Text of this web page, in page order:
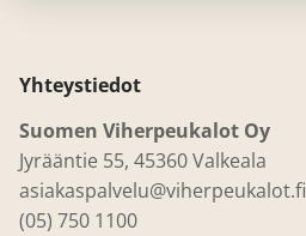
Yhteystiedot
Suomen Viherpeukalot Oy
Jyrääntie 55, 45360 Valkeala
asiakaspalvelu@viherpeukalot.fi
(05) 750 1100